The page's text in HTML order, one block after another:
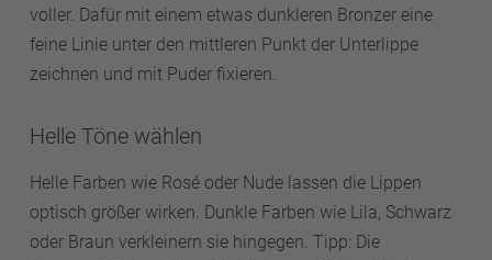
voller. Dafür mit einem etwas dunkleren Bronzer eine
feine Linie unter den mittleren Punkt der Unterlippe
zeichnen und mit Puder fixieren.
Helle Töne wählen
Helle Farben wie Rosé oder Nude lassen die Lippen
optisch größer wirken. Dunkle Farben wie Lila, Schwarz
oder Braun verkleinern sie hingegen. Tipp: Die